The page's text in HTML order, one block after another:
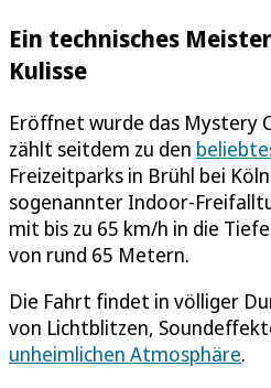
Ein technisches
Kulisse
Eröffnet wurde das Mystery
zählt seitdem zu den
Freizeitparks in Brühl bei
sogenannter Indoor-
mit bis zu 65 km/h in die
von rund 65 Metern.
Die Fahrt findet in völliger
von Lichtblitzen,
unheimlichen Atmosphäre.